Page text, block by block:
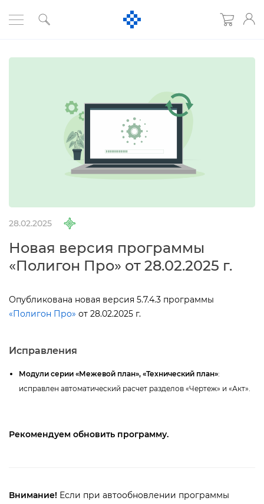
28.02.2025
Новая версия программы
«Полигон Про» от 28.02.2025 г.
Опубликована новая версия 5.7.4.3 программы
«Полигон Про» от 28.02.2025 г.
Исправления
Модули серии «Межевой план», «Технический план»:
исправлен автоматический расчет разделов «Чертеж» и «Акт».
Рекомендуем обновить программу.
нимание! Если при автообновлении программы